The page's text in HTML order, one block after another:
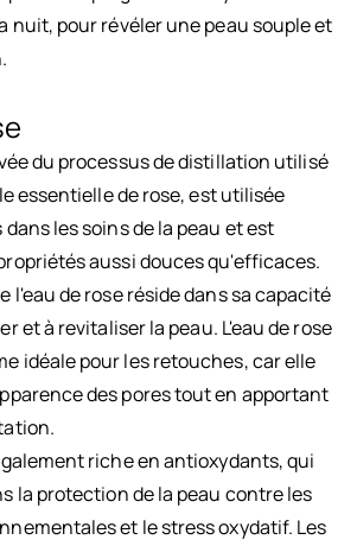
nuit, pour révéler une peau souple et
du processus de distillation utilisé
essentielle de rose, est utilisée
les soins de la peau et est
aussi douces qu'efficaces.
l'eau de rose réside dans sa capacité
et à revitaliser la peau. L'eau de rose
idéale pour les retouches, car elle
des pores tout en apportant
riche en antioxydants, qui
la protection de la peau contre les
et le stress oxydatif. Les